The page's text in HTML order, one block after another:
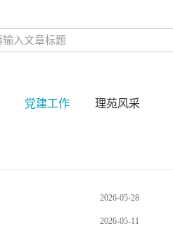
党建工作 理苑风采
2026-05-28
2026-05-11